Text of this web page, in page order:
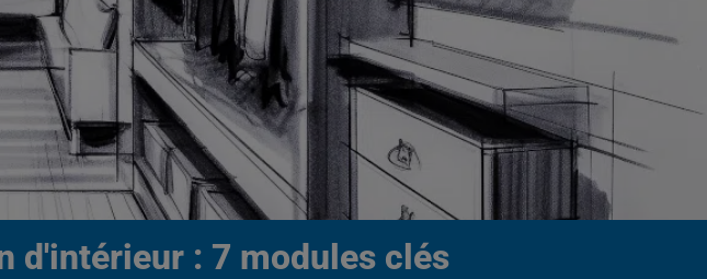
d'intérieur : 7 modules clés